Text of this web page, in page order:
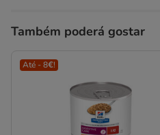
Também poderá gostar
Até - 8€!